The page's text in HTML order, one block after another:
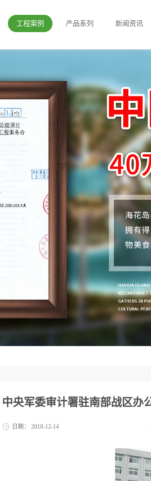
工程案例 产品系列 新闻资讯
中央军委审计署驻南部战区办
日期： 2018-12-14